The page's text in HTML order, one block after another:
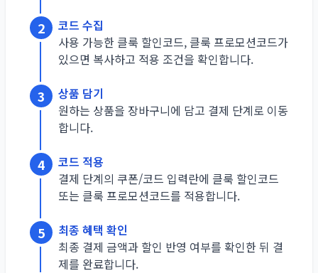
2
코드 수집
사용 가능한 클룩 할인코드, 클룩 프로모션코드가
있으면 복사하고 적용 조건을 확인합니다.
3
상품 담기
원하는 상품을 장바구니에 담고 결제 단계로 이동
합니다.
4
코드 적용
결제 단계의 쿠폰/코드 입력란에 클룩 할인코드
또는 클룩 프로모션코드를 적용합니다.
5
최종 혜택 확인
최종 결제 금액과 할인 반영 여부를 확인한 뒤 결
제를 완료합니다.